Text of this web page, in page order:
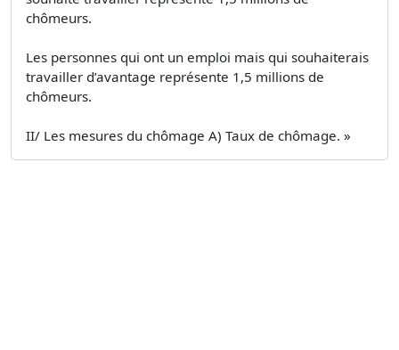
chômeurs.
Les personnes qui ont un emploi mais qui souhaiterais
travailler d’avantage représente 1,5 millions de
chômeurs.
II/ Les mesures du chômage A) Taux de chômage. »